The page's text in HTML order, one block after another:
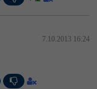
7.10.2013 16:24